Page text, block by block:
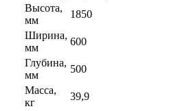
Высота,
мм
1850
Ширина,
мм
600
Глубина,
мм
500
Масса,
кг
39,9